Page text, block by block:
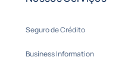
Seguro de Crédito
Business Information